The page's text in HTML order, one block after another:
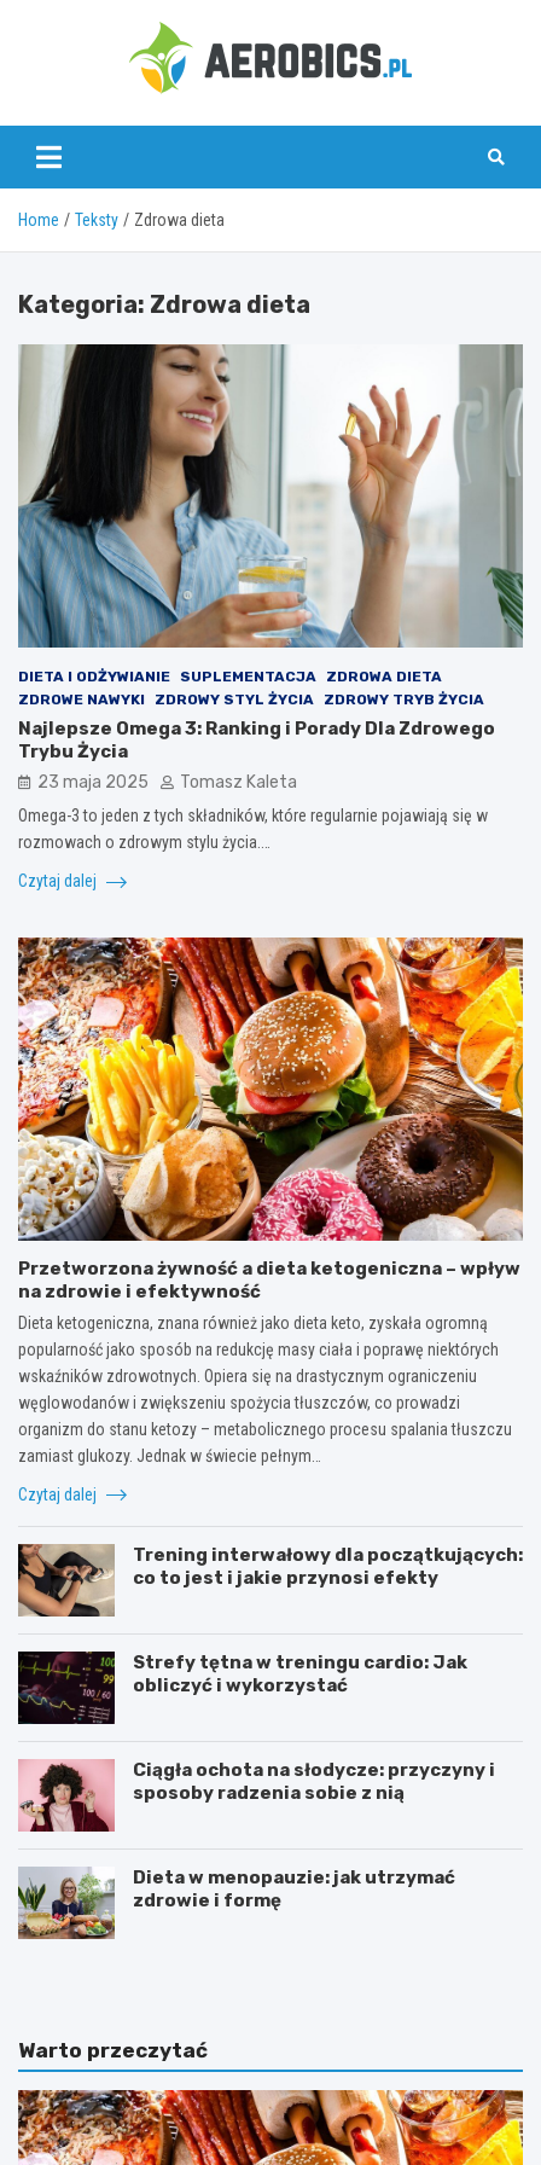
aerobics.pl
Home Teksty Zdrowa dieta
Kategoria: Zdrowa dieta
DIETA I ODŻYWIANIE SUPLEMENTACJA
ZDROWA DIETA
ZDROWE NAWYKI
ZDROWY STYL ŻYCIA ZDROWY TRYB ŻYCIA
Najlepsze Omega 3: Ranking i Porady Dla Zdrowego
Trybu Życia
23 maja 2025 Tomasz Kaleta
Omega-3 to jeden z tych składników, które regularnie pojawiają się w
rozmowach o zdrowym stylu życia.…
Czytaj dalej
Przetworzona żywność a dieta ketogeniczna – wpływ
na zdrowie i efektywność
Dieta ketogeniczna, znana również jako dieta keto, zyskała ogromną
popularność jako sposób na redukcję masy ciała i poprawę niektórych
wskaźników zdrowotnych. Opiera się na drastycznym ograniczeniu
węglowodanów i zwiększeniu spożycia tłuszczów, co prowadzi
organizm do stanu ketozy – metabolicznego procesu spalania tłuszczu
zamiast glukozy. Jednak w świecie pełnym…
Czytaj dalej
Trening interwałowy dla początkujących:
co to jest i jakie przynosi efekty
Strefy tętna w treningu cardio: Jak
obliczyć i wykorzystać
Ciągła ochota na słodycze: przyczyny i
sposoby radzenia sobie z nią
Dieta w menopauzie: jak utrzymać
zdrowie i formę
J
w
i
n
n
a
Z
e
o
d
ż
y
Warto przeczytać